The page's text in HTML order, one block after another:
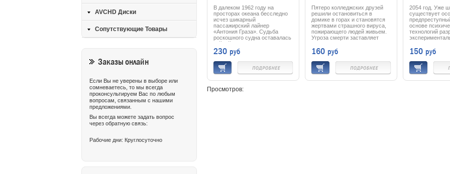
В далеком 1962 году на
просторах океана бесследно
исчез шикарный
пассажирский лайнер
«Антония Граза». Судьба
роскошного судна оставалась
тайной долгие десятилетия,
пока в 2002 году пилот службы
спасения заметил в
Беренговом проливе
брошенное ржавое судно.
Отправившиеся исследовать
находку спасатели
ржавый корабль ни что иное,
230 руб
Пятеро колледжских друзей
решили остановиться в
домике в горах и становятся
жертвами страшного вируса,
пожирающего людей живьем.
Угроза смерти заставляет
отношения по-новому.
160 руб
2054 год. Уже
существует
основе
технологий
которой
могут узнать о
совершенном
арестовать
еще до
преступления.
150 руб
Просмотров:
AVCHD Диски
Сопутствующие Товары
Заказы онлайн
Если Вы не уверены в выборе или
сомневаетесь, то мы всегда
проконсультируем Вас по любым
вопросам, связанным с нашими
предложениями.
Вы всегда можете задать вопрос
через обратную связь:
Рабочие дни: Круглосуточно